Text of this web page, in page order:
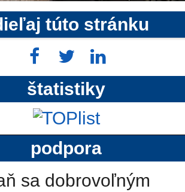
túto stránku
štatistiky
podpora
sa dobrovoľným